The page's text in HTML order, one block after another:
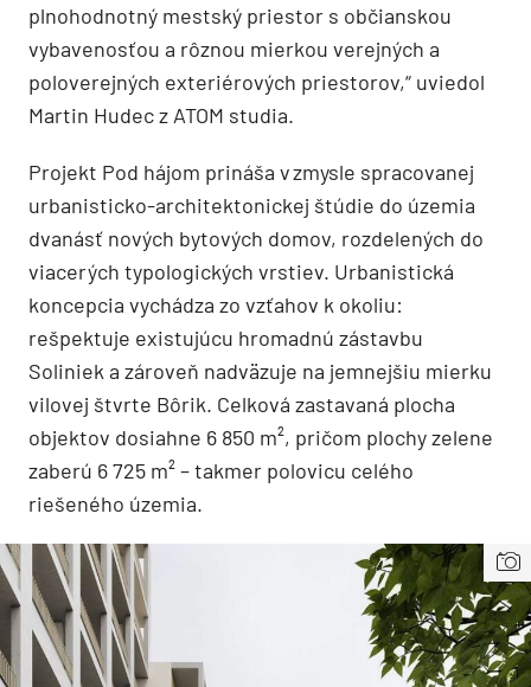
plnohodnotný mestský priestor s občianskou
vybavenosťou a rôznou mierkou verejných a
poloverejných exteriérových priestorov,“ uviedol
Martin Hudec z ATOM studia.
Projekt Pod hájom prináša v zmysle spracovanej
urbanisticko-architektonickej štúdie do územia
dvanásť nových bytových domov, rozdelených do
viacerých typologických vrstiev. Urbanistická
koncepcia vychádza zo vzťahov k okoliu:
rešpektuje existujúcu hromadnú zástavbu
Soliniek a zároveň nadväzuje na jemnejšiu mierku
vilovej štvrte Bôrik. Celková zastavaná plocha
objektov dosiahne 6 850 m², pričom plochy zelene
zaberú 6 725 m² – takmer polovicu celého
riešeného územia.